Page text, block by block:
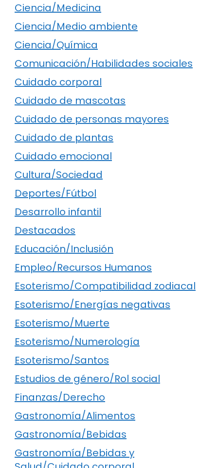
Ciencia/Medicina
Ciencia/Medio ambiente
Ciencia/Química
Comunicación/Habilidades sociales
Cuidado corporal
Cuidado de mascotas
Cuidado de personas mayores
Cuidado de plantas
Cuidado emocional
Cultura/Sociedad
Deportes/Fútbol
Desarrollo infantil
Destacados
Educación/Inclusión
Empleo/Recursos Humanos
Esoterismo/Compatibilidad zodiacal
Esoterismo/Energías negativas
Esoterismo/Muerte
Esoterismo/Numerología
Esoterismo/Santos
Estudios de género/Rol social
Finanzas/Derecho
Gastronomía/Alimentos
Gastronomía/Bebidas
Gastronomía/Bebidas y